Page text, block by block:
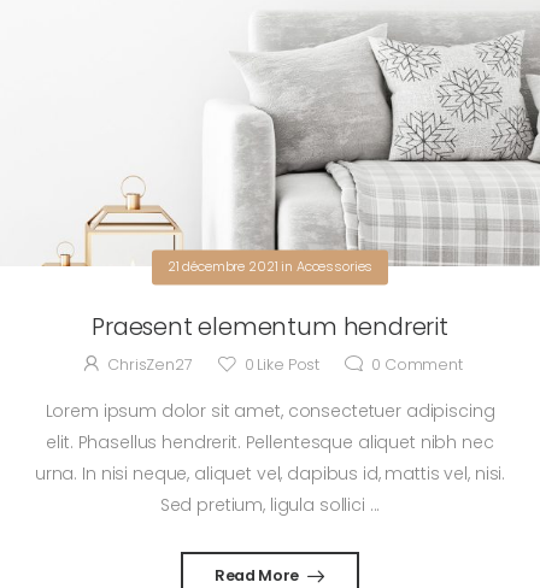
21 décembre 2021 in Accessories
Praesent elementum hendrerit
ChrisZen27 0 Like Post 0 Comment
Lorem ipsum dolor sit amet, consectetuer adipiscing
elit. Phasellus hendrerit. Pellentesque aliquet nibh nec
urna. In nisi neque, aliquet vel, dapibus id, mattis vel, nisi.
Sed pretium, ligula sollici ...
Read More